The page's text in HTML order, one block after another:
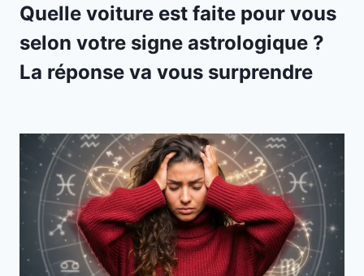
Quelle voiture est faite pour vous
selon votre signe astrologique ?
La réponse va vous surprendre